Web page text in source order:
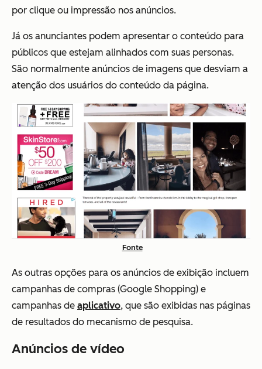
por clique ou impressão nos anúncios.
Já os anunciantes podem apresentar o conteúdo para
públicos que estejam alinhados com suas personas.
São normalmente anúncios de imagens que desviam a
atenção dos usuários do conteúdo da página.
Fonte
As outras opções para os anúncios de exibição incluem
campanhas de compras (Google Shopping) e
campanhas de aplicativo, que são exibidas nas páginas
de resultados do mecanismo de pesquisa.
Anúncios de vídeo